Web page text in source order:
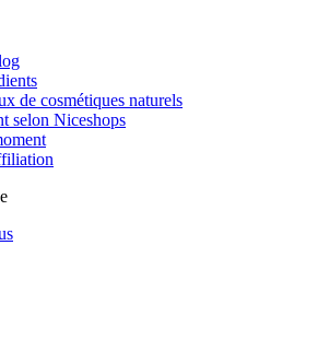
de cosmétiques naturels
selon Niceshops